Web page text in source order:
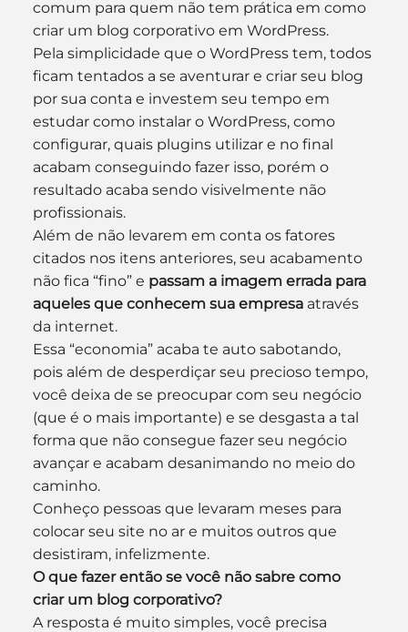
comum para quem não tem prática em como
criar um blog corporativo em WordPress.
Pela simplicidade que o WordPress tem, todos
ficam tentados a se aventurar e criar seu blog
por sua conta e investem seu tempo em
estudar como instalar o WordPress, como
configurar, quais plugins utilizar e no final
acabam conseguindo fazer isso, porém o
resultado acaba sendo visivelmente não
profissionais.
Além de não levarem em conta os fatores
citados nos itens anteriores, seu acabamento
não fica “fino” e passam a imagem errada para
aqueles que conhecem sua empresa através
da internet.
Essa “economia” acaba te auto sabotando,
pois além de desperdiçar seu precioso tempo,
você deixa de se preocupar com seu negócio
(que é o mais importante) e se desgasta a tal
forma que não consegue fazer seu negócio
avançar e acabam desanimando no meio do
caminho.
Conheço pessoas que levaram meses para
colocar seu site no ar e muitos outros que
desistiram, infelizmente.
O que fazer então se você não sabre como
criar um blog corporativo?
A resposta é muito simples, você precisa